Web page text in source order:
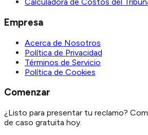
Empresa
Acerca de Nosotros
Política de Privacidad
Términos de Servicio
Política de Cookies
Comenzar
¿Listo para presentar tu reclamo?
de caso gratuita hoy.